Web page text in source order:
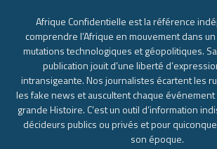
Afrique Confidentielle est la référence
comprendre l’Afrique en mouvement dans
mutations technologiques et géopolitiques.
publication jouit d’une liberté
intransigeante. Nos journalistes écartent les
les fake news et auscultent chaque
grande Histoire. C’est un outil d’information
décideurs publics ou privés et pour
son époque.